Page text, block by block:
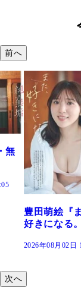
前へ
斎藤恭代
『BOUND』
2026年08月02日
次へ